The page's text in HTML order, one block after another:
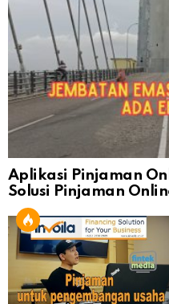
Aplikasi Pinjaman
Solusi Pinjaman